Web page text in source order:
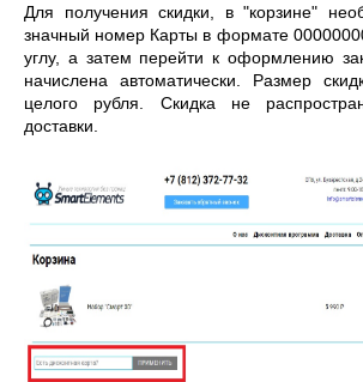
Для получения скидки, в "корзине"
значный номер Карты в формате
углу, а затем перейти к оформлению
начислена автоматически. Размер
целого рубля. Скидка не
доставки.